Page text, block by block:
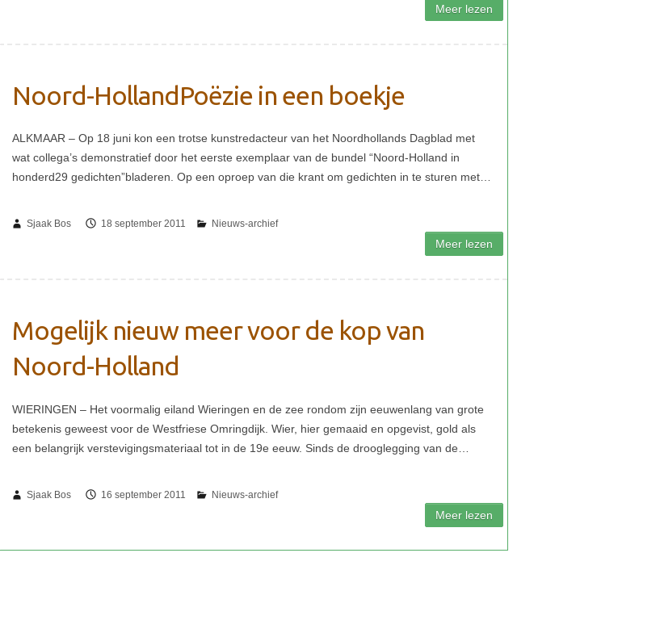
Noord-HollandPoëzie in een boekje
Sjaak Bos 18 september 2011
Mogelijk nieuw meer voor de kop van
Noord-Holland
Sjaak Bos 16 september 2011